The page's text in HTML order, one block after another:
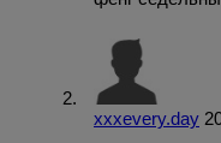
xxxevery.day